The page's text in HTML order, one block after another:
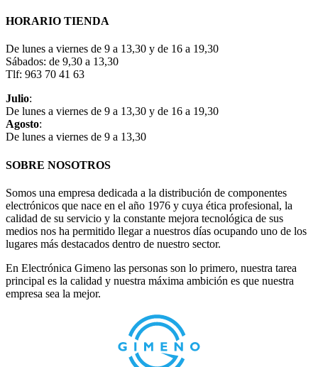
HORARIO TIENDA
De lunes a viernes de 9 a 13,30 y de 16 a 19,30
Sábados: de 9,30 a 13,30
Tlf: 963 70 41 63
Julio:
De lunes a viernes de 9 a 13,30 y de 16 a 19,30
Agosto:
De lunes a viernes de 9 a 13,30
SOBRE NOSOTROS
Somos una empresa dedicada a la distribución de componentes
electrónicos que nace en el año 1976 y cuya ética profesional, la
calidad de su servicio y la constante mejora tecnológica de sus
medios nos ha permitido llegar a nuestros días ocupando uno de los
lugares más destacados dentro de nuestro sector.
En Electrónica Gimeno las personas son lo primero, nuestra tarea
principal es la calidad y nuestra máxima ambición es que nuestra
empresa sea la mejor.